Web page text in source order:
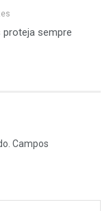
proteja sempre
Campos